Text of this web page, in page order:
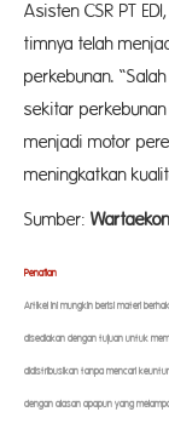
Asisten CSR PT
timnya telah
perkebunan.
sekitar
menjadi motor
meningkatkan
Sumber:
Penafian
Artikel ini mungkin berisi materi
disediakan dengan tujuan untuk
didistribusikan tanpa mencari
dengan alasan apapun yang